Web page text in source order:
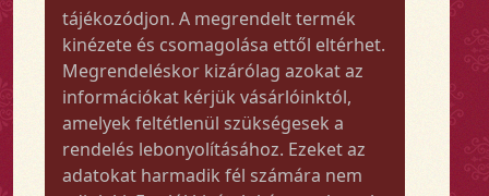
tájékozódjon. A megrendelt termék
kinézete és csomagolása ettől eltérhet.
Megrendeléskor kizárólag azokat az
információkat kérjük vásárlóinktól,
amelyek feltétlenül szükségesek a
rendelés lebonyolításához. Ezeket az
adatokat harmadik fél számára nem